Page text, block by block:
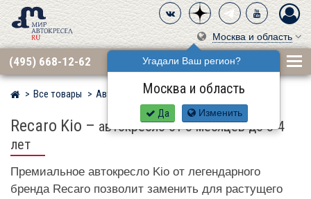
Москва и область
Угадали Ваш регион?
Москва и область
Да Изменить
(495) 668-12-62
Мир детских автокресел
Все товары Автокресла по бренду RECARO
Recaro Kio – автокресло от 3 месяцев до 3-4
лет
Премиальное автокресло Kio от легендарного
бренда Recaro позволит заменить для растущего